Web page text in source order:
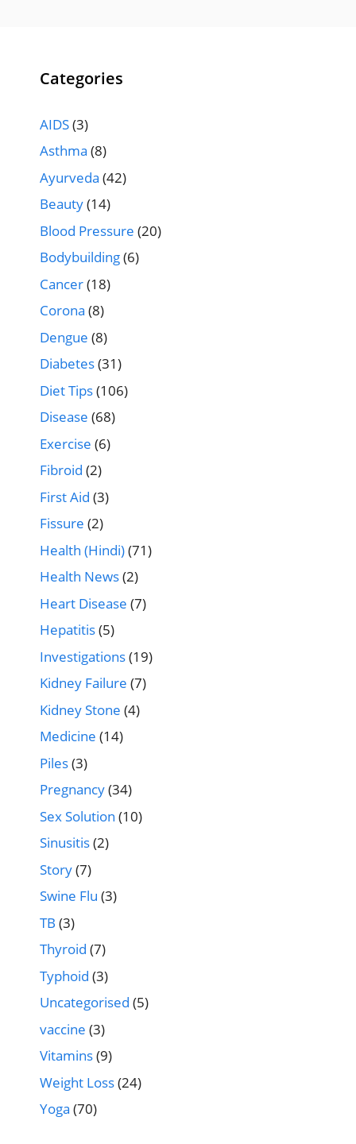
Categories
AIDS(3)
Asthma (8)
Ayurveda (42)
Beauty(14)
Blood Pressure (20)
Bodybuilding(6)
Cancer(18)
Corona (8)
Dengue (8)
Diabetes(31)
Diet Tips(106)
Disease (68)
Exercise (6)
Fibroid (2)
First Aid (3)
Fissure (2)
Health (Hindi)(71)
Health News(2)
Heart Disease (7)
Hepatitis(5)
Investigations(19)
Kidney Failure (7)
Kidney Stone (4)
Medicine (14)
Piles(3)
Pregnancy(34)
Sex Solution (10)
Sinusitis(2)
Story(7)
Swine Flu (3)
TB (3)
Thyroid (7)
Typhoid (3)
Uncategorised (5)
vaccine (3)
Vitamins(9)
Weight Loss(24)
Yoga (70)